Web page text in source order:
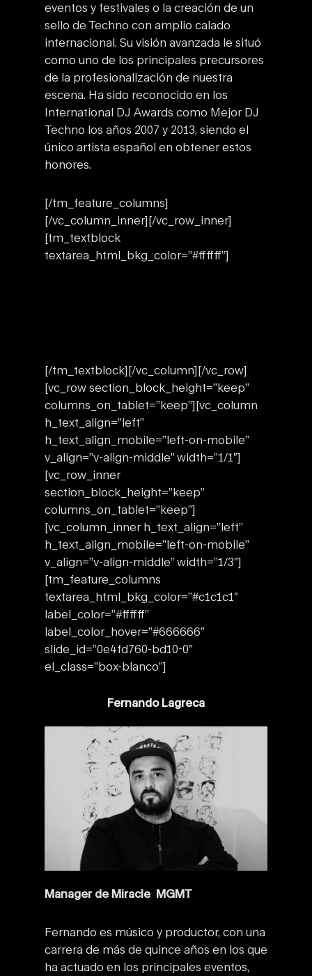
eventos y festivales o la creación de un
sello de Techno con amplio calado
internacional. Su visión avanzada le situó
como uno de los principales precursores
de la profesionalización de nuestra
escena. Ha sido reconocido en los
International DJ Awards como Mejor DJ
Techno los años 2007 y 2013, siendo el
único artista español en obtener estos
honores.
[/tm_feature_columns]
[/vc_column_inner][/vc_row_inner]
[tm_textblock
textarea_html_bkg_color=”#ffffff”]
[/tm_textblock][/vc_column][/vc_row]
[vc_row section_block_height=”keep”
columns_on_tablet=”keep”][vc_column
h_text_align=”left”
h_text_align_mobile=”left-on-mobile”
v_align=”v-align-middle” width=”1/1″]
[vc_row_inner
section_block_height=”keep”
columns_on_tablet=”keep”]
[vc_column_inner h_text_align=”left”
h_text_align_mobile=”left-on-mobile”
v_align=”v-align-middle” width=”1/3″]
[tm_feature_columns
textarea_html_bkg_color=”#c1c1c1″
label_color=”#ffffff”
label_color_hover=”#666666″
slide_id=”0e4fd760-bd10-0″
el_class=”box-blanco”]
Fernando Lagreca
Manager de Miracle MGMT
Fernando es músico y productor, con una
carrera de más de quince años en los que
ha actuado en los principales eventos,